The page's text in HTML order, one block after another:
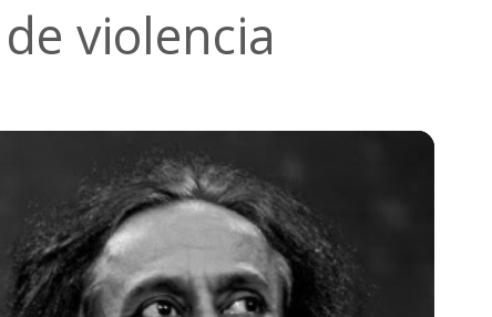
violencia